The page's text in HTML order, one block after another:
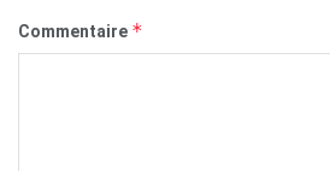
Commentaire *